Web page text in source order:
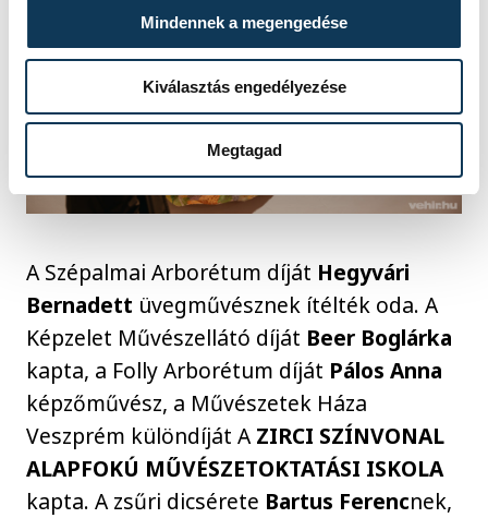
Mindennek a megengedése
Kiválasztás engedélyezése
Megtagad
A Szépalmai Arborétum díját Hegyvári
Bernadett üvegművésznek ítélték oda. A
Képzelet Művészellátó díját Beer Boglárka
kapta, a Folly Arborétum díját Pálos Anna
képzőművész, a Művészetek Háza
Veszprém különdíját AZIRCI SZÍNVONAL
ALAPFOKÚ MŰVÉSZETOKTATÁSI ISKOLA
kapta. A zsűri dicsérete Bartus Ferencnek,